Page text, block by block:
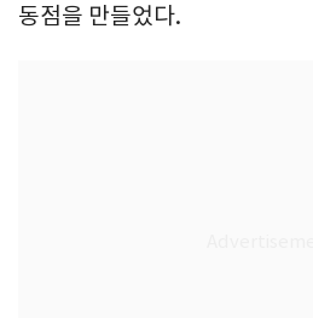
동점을 만들었다.